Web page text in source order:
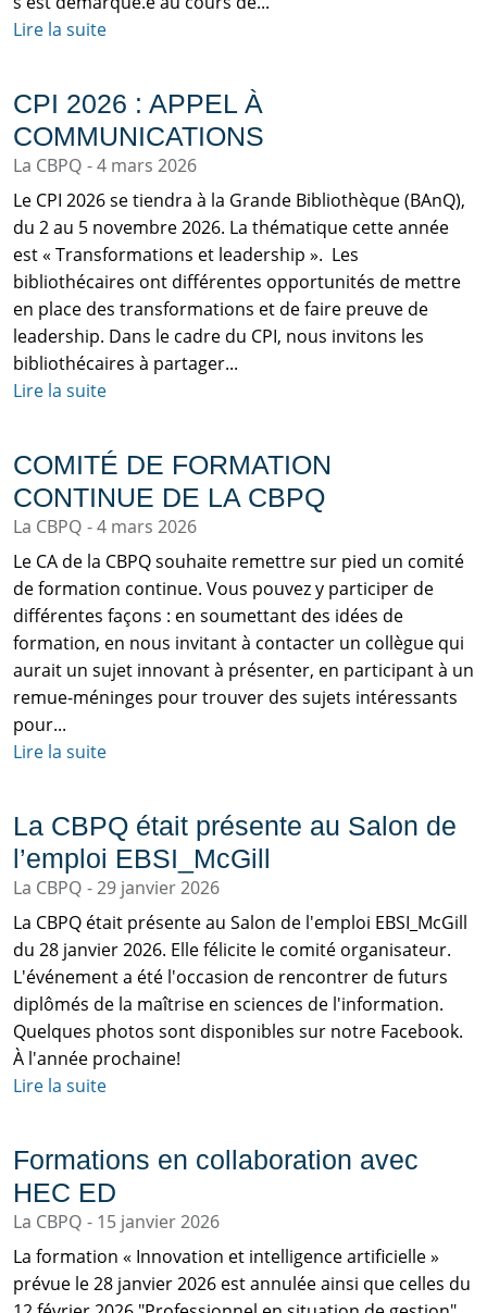
Lire la suite
CPI 2026 : APPEL À
COMMUNICATIONS
La CBPQ
4 mars 2026
Le CPI 2026 se tiendra à la Grande Bibliothèque (BAnQ),
du 2 au 5 novembre 2026. La thématique cette année
est « Transformations et leadership ». Les
bibliothécaires ont différentes opportunités de mettre
en place des transformations et de faire preuve de
leadership. Dans le cadre du CPI, nous invitons les
bibliothécaires à partager...
Lire la suite
COMITÉ DE FORMATION
CONTINUE DE LA CBPQ
La CBPQ
4 mars 2026
Le CA de la CBPQ souhaite remettre sur pied un comité
de formation continue. Vous pouvez y participer de
différentes façons : en soumettant des idées de
formation, en nous invitant à contacter un collègue qui
aurait un sujet innovant à présenter, en participant à un
remue-méninges pour trouver des sujets intéressants
pour...
Lire la suite
La CBPQ était présente au Salon de
l’emploi EBSI_McGill
La CBPQ
29 janvier 2026
La CBPQ était présente au Salon de l'emploi EBSI_McGill
du 28 janvier 2026. Elle félicite le comité organisateur.
L'événement a été l'occasion de rencontrer de futurs
diplômés de la maîtrise en sciences de l'information.
Quelques photos sont disponibles sur notre Facebook.
À l'année prochaine!
Lire la suite
Formations en collaboration avec
HEC ED
La CBPQ
15 janvier 2026
La formation « Innovation et intelligence artificielle »
prévue le 28 janvier 2026 est annulée ainsi que celles du